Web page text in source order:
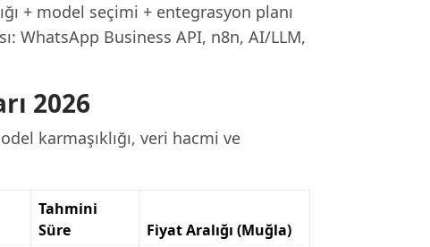
+ model seçimi + entegrasyon planı
WhatsApp Business API, n8n, AI/LLM,
2026
karmaşıklığı, veri hacmi ve
Tahmini
Süre
Fiyat Aralığı (Muğla)